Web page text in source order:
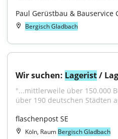
Paul Gerüstbau & Bauservice
Bergisch Gladbach
Wir suchen: Lagerist /
"...mittlerweile über 150.000
über 190 deutschen Städten
flaschenpost SE
Köln, Raum Bergisch Gladbach